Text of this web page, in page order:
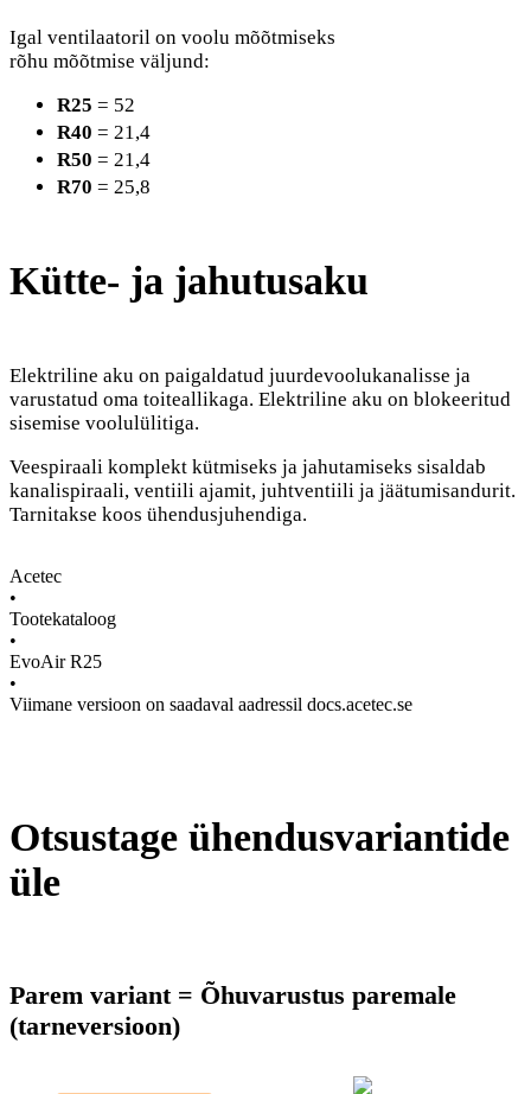
Igal ventilaatoril on voolu mõõtmiseks
rõhu mõõtmise väljund:
R25 = 52
R40 = 21,4
R50 = 21,4
R70 = 25,8
Kütte- ja jahutusaku
Elektriline aku on paigaldatud juurdevoolukanalisse ja
varustatud oma toiteallikaga. Elektriline aku on blokeeritud
sisemise voolulülitiga.
Veespiraali komplekt kütmiseks ja jahutamiseks sisaldab
kanalispiraali, ventiili ajamit, juhtventiili ja jäätumisandurit.
Tarnitakse koos ühendusjuhendiga.
Acetec
•
Tootekataloog
•
EvoAir R25
•
Viimane versioon on saadaval aadressil docs.acetec.se
Otsustage ühendusvariantide
üle
Parem variant = Õhuvarustus paremale
(tarneversioon)